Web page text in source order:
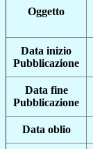
Oggetto
Data inizio
Pubblicazione
Data fine
Pubblicazione
Data oblio